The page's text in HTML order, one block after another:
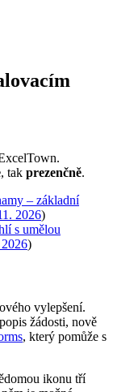
, tak prezenčně.
– základní
2026)
s umělou
)
vylepšení.
žádosti, nově
, který pomůže s
ikonu tří